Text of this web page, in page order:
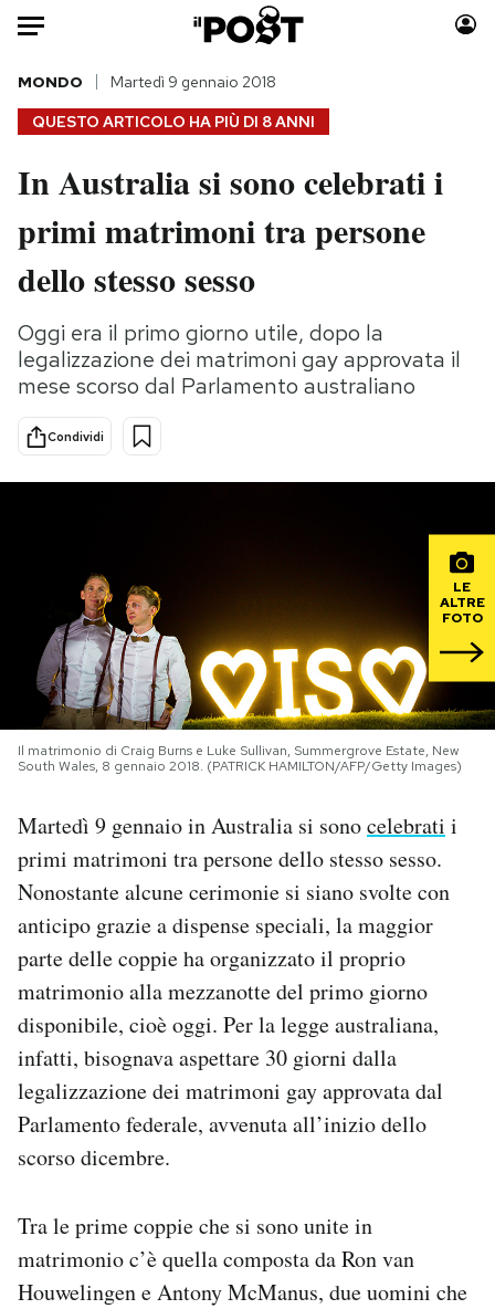
Auto
HOME
Italia
Politica
Tecnologia
Scienza
Sport
Moda
Consumismi
Media
Europa
NEWSLETTER
I MIEI PREFERITI
SHOP
CALENDARIO
AREA PERSONALE
Area Personale
Regala il Post
Hai bisogno di aiuto?
Esci
QUESTO ARTICOLO HA PIÙ DI 8 ANNI
MONDO Martedì 9 gennaio 2018
In Australia si sono celebrati i
primi matrimoni tra persone
dello stesso sesso
Oggi era il primo giorno utile, dopo la
legalizzazione dei matrimoni gay approvata il
mese scorso dal Parlamento australiano
Condividi
LE
ALTRE
FOTO
Il matrimonio di Craig Burns e Luke Sullivan, Summergrove Estate, New
South Wales, 8 gennaio 2018. (PATRICK HAMILTON/AFP/Getty Images)
Martedì 9 gennaio in Australia si sonocelebrati i
primi matrimoni tra persone dello stesso sesso.
Nonostante alcune cerimonie si siano svolte con
anticipo grazie a dispense speciali, la maggior
parte delle coppie ha organizzato il proprio
matrimonio alla mezzanotte del primo giorno
disponibile, cioè oggi. Per la legge australiana,
infatti, bisognava aspettare 30 giorni dalla
legalizzazione dei matrimoni gay approvata dal
Parlamento federale, avvenuta all’inizio dello
scorso dicembre.
Tra le prime coppie che si sono unite in
matrimonio c’è quella composta da Ron van
Houwelingen e Antony McManus, due uomini che